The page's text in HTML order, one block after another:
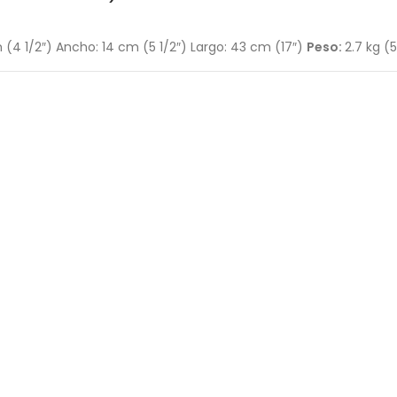
(4 1/2″) Ancho: 14 cm (5 1/2″) Largo: 43 cm (17″) Peso: 2.7 kg